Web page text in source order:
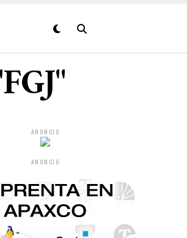
ANUNCIO
ANUNCIO